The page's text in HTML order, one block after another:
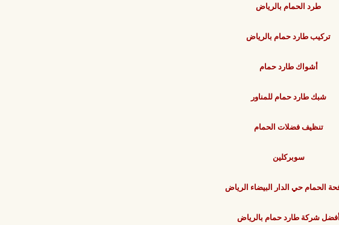
طرد الحمام بالرياض
تركيب طارد حمام بالرياض
أشواك طارد حمام
شبك طارد حمام للمناور
تنظيف فضلات الحمام
سوبركلين
الحمام حي الدار البيضاء الرياض
أفضل شركة طارد حمام بالرياض